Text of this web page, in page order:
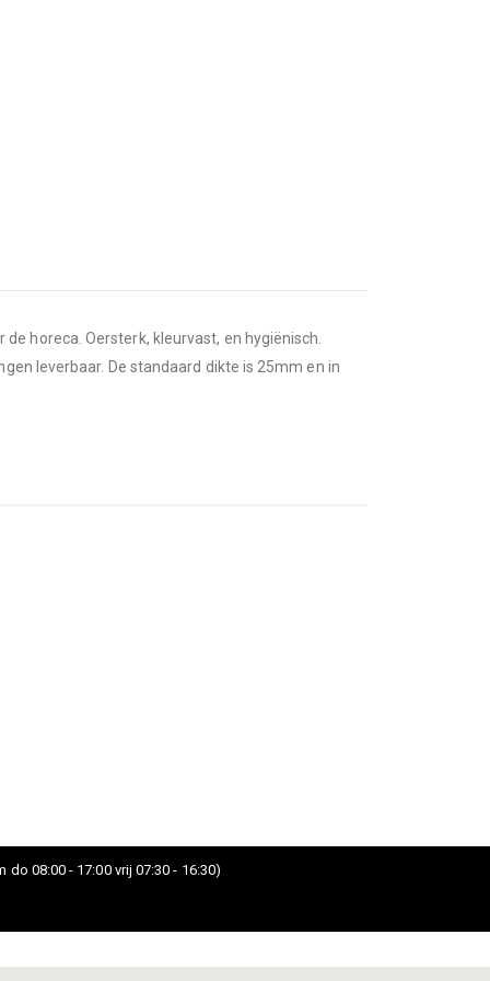
horeca. Oersterk, kleurvast, en hygiënisch.
leverbaar. De standaard dikte is 25mm en in
do 08:00 - 17:00 vrij 07:30 - 16:30)